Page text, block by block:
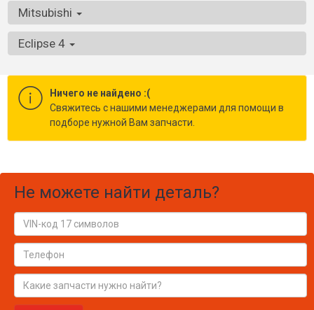
Mitsubishi
Eclipse 4
Ничего не найдено :(
Cвяжитесь с нашими менеджерами для помощи в
подборе нужной Вам запчасти.
Не можете найти деталь?